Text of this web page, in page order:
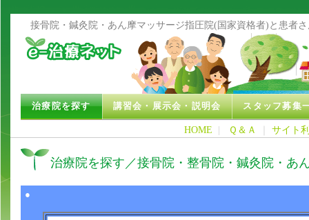
接骨院・鍼灸院・あん摩マッサージ指圧院(国家資格者)と患者
治療院を探す 講習会・展示会・説明会 スタッフ募集
HOME | Ｑ＆Ａ サイト
治療院を探す／接骨院・整骨院・鍼灸院・あ
●